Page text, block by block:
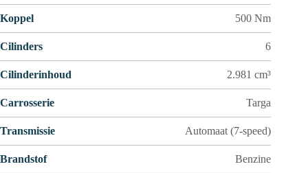
Koppel 500 Nm
Cilinders 6
Cilinderinhoud 2.981 cm³
Carrosserie Targa
Transmissie Automaat (7-speed)
Brandstof Benzine